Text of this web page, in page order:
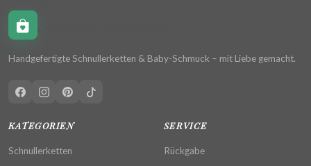
Handgefertigte Schnullerketten & Baby-Schmuck – mit Liebe gemacht.
KATEGORIEN
Schnullerketten
SERVICE
Rückgabe